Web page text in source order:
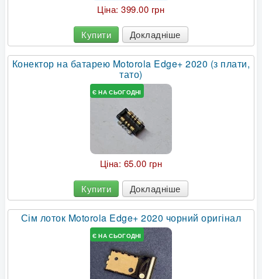
Ціна:399.00 грн
Купити Докладніше
Конектор на батарею Motorola Edge+ 2020 (з плати,
тато)
Є НА СЬОГОДНІ
Ціна: 65.00 грн
Купити Докладніше
Сім лоток Motorola Edge+ 2020 чорний оригінал
Є НА СЬОГОДНІ